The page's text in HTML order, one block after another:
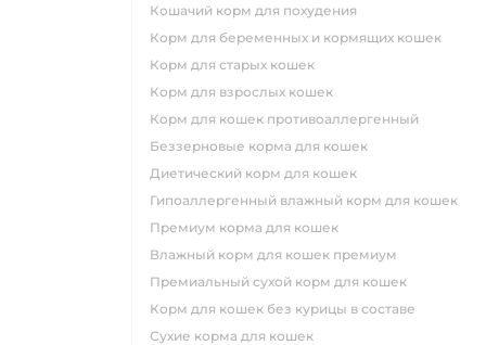
кошачий корм для похудения
корм для беременных и кормящих кошек
корм для старых кошек
корм для взрослых кошек
корм для кошек противоаллергенный
беззерновые корма для кошек
диетический корм для кошек
гипоаллергенный влажный корм для кошек
премиум корма для кошек
влажный корм для кошек премиум
премиальный сухой корм для кошек
корм для кошек без курицы в составе
сухие корма для кошек